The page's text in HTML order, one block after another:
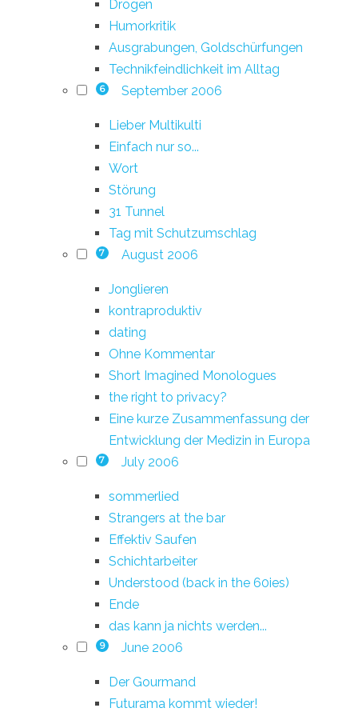
Drogen
Humorkritik
Ausgrabungen, Goldschürfungen
Technikfeindlichkeit im Alltag
6 September 2006
Lieber Multikulti
Einfach nur so...
Wort
Störung
31 Tunnel
Tag mit Schutzumschlag
7 August 2006
Jonglieren
kontraproduktiv
dating
Ohne Kommentar
Short Imagined Monologues
the right to privacy?
Eine kurze Zusammenfassung der
Entwicklung der Medizin in Europa
7 July 2006
sommerlied
Strangers at the bar
Effektiv Saufen
Schichtarbeiter
Understood (back in the 60ies)
Ende
das kann ja nichts werden...
9 June 2006
Der Gourmand
Futurama kommt wieder!